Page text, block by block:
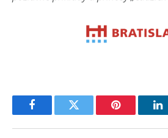
FacebookTwitter Pinterest